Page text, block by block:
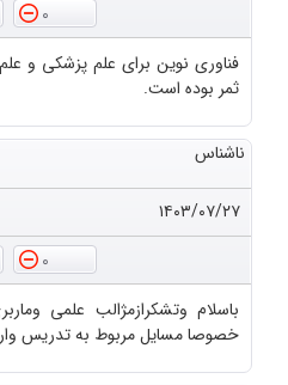
0
فناوری نوین برای علم پزشکی و
ثمر بوده است.
ناشناس
۱۴۰۳/۰۷/۲۷
0
باسلام وتشکرازمژالب علمی
خصوصا مسایل مربوط به تدریس